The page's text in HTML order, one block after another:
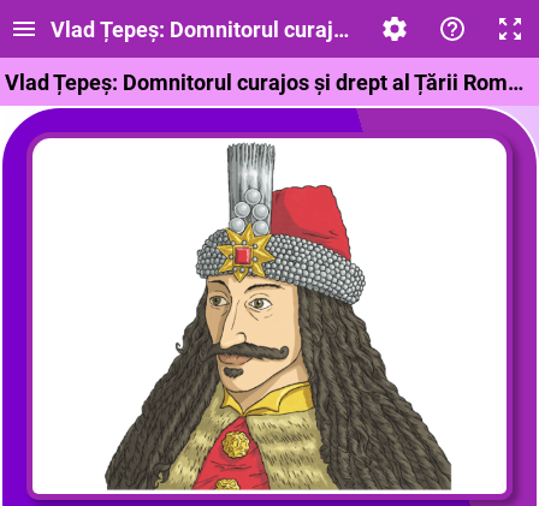
Vlad Țepeș: Domnitorul curajos și drept al Țării
Vlad Țepeș: Domnitorul curajos și drept al Țării Românești